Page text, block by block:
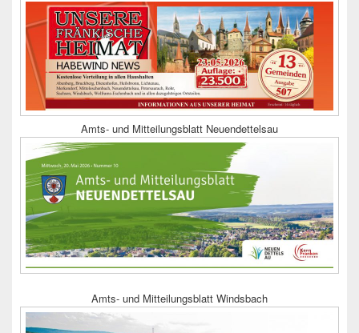
Amts- und Mitteilungsblatt Neuendettelsau
Amts- und Mitteilungsblatt Windsbach